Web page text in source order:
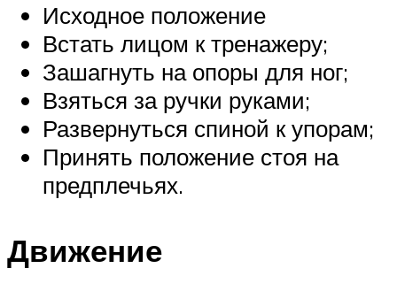
Исходное положение
Встать лицом к тренажеру;
Зашагнуть на опоры для ног;
Взяться за ручки руками;
Развернуться спиной к упорам;
Принять положение стоя на
предплечьях.
Движение